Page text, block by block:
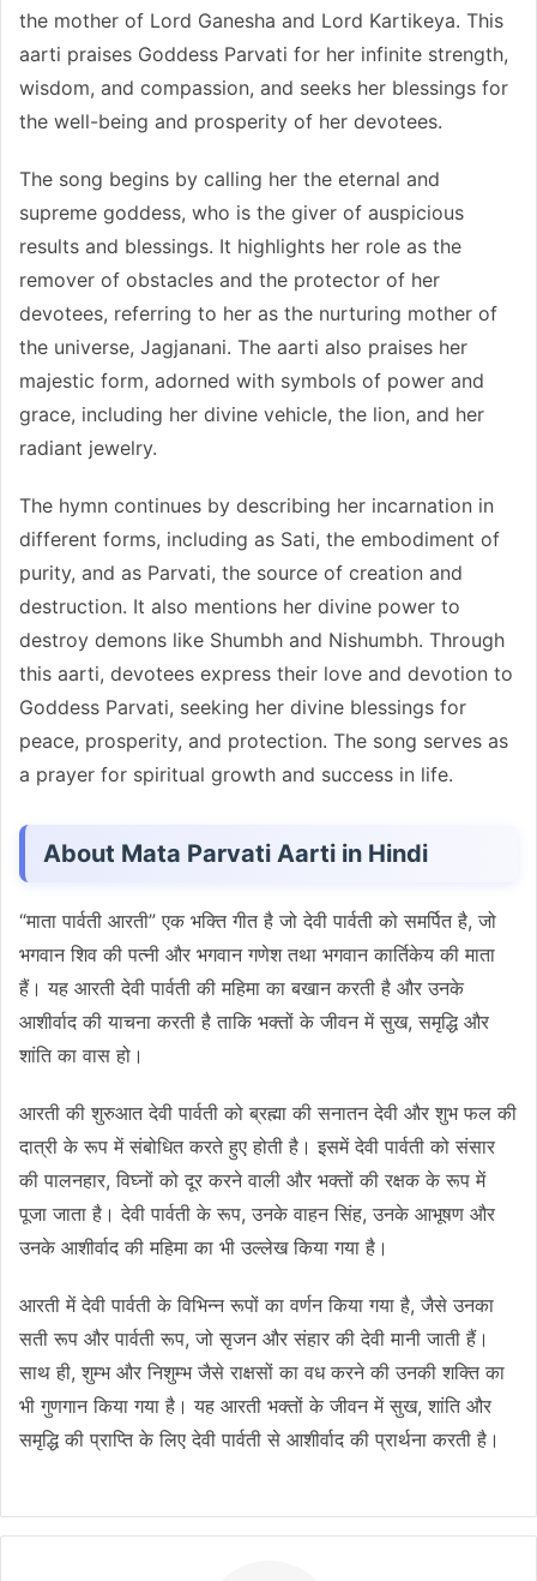
the mother of Lord Ganesha and Lord Kartikeya. This
aarti praises Goddess Parvati for her infinite strength,
wisdom, and compassion, and seeks her blessings for
the well-being and prosperity of her devotees.
The song begins by calling her the eternal and
supreme goddess, who is the giver of auspicious
results and blessings. It highlights her role as the
remover of obstacles and the protector of her
devotees, referring to her as the nurturing mother of
the universe, Jagjanani. The aarti also praises her
majestic form, adorned with symbols of power and
grace, including her divine vehicle, the lion, and her
radiant jewelry.
The hymn continues by describing her incarnation in
different forms, including as Sati, the embodiment of
purity, and as Parvati, the source of creation and
destruction. It also mentions her divine power to
destroy demons like Shumbh and Nishumbh. Through
this aarti, devotees express their love and devotion to
Goddess Parvati, seeking her divine blessings for
peace, prosperity, and protection. The song serves as
a prayer for spiritual growth and success in life.
About Mata Parvati Aarti in Hindi
“माता पार्वती आरती” एक भक्ति गीत है जो देवी पार्वती को समर्पित है, जो
भगवान शिव की पत्नी और भगवान गणेश तथा भगवान कार्तिकेय की माता
हैं। यह आरती देवी पार्वती की महिमा का बखान करती है और उनके
आशीर्वाद की याचना करती है ताकि भक्तों के जीवन में सुख, समृद्धि और
शांति का वास हो।
आरती की शुरुआत देवी पार्वती को ब्रह्मा की सनातन देवी और शुभ फल की
दात्री के रूप में संबोधित करते हुए होती है। इसमें देवी पार्वती को संसार
की पालनहार, विघ्नों को दूर करने वाली और भक्तों की रक्षक के रूप में
पूजा जाता है। देवी पार्वती के रूप, उनके वाहन सिंह, उनके आभूषण और
उनके आशीर्वाद की महिमा का भी उल्लेख किया गया है।
आरती में देवी पार्वती के विभिन्न रूपों का वर्णन किया गया है, जैसे उनका
सती रूप और पार्वती रूप, जो सृजन और संहार की देवी मानी जाती हैं।
साथ ही, शुम्भ और निशुम्भ जैसे राक्षसों का वध करने की उनकी शक्ति का
भी गुणगान किया गया है। यह आरती भक्तों के जीवन में सुख, शांति और
समृद्धि की प्राप्ति के लिए देवी पार्वती से आशीर्वाद की प्रार्थना करती है।